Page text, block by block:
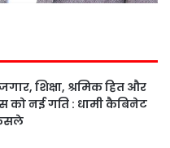
शिक्षा, श्रमिक हित और
को नई गति : धामी कैबिनेट